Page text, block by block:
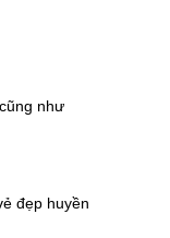
như
đẹp huyền